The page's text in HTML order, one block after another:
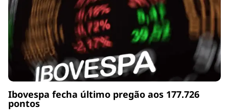
Ibovespa fecha último pregão aos 177.726
pontos